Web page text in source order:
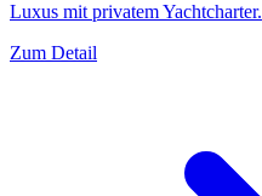
Luxus mit privatem Yachtcharter.
Zum Detail